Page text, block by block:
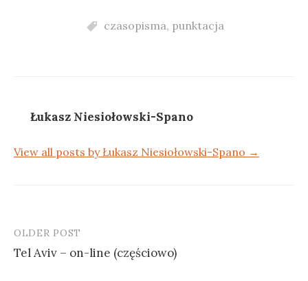
czasopisma, punktacja
Łukasz Niesiołowski-Spano
View all posts by Łukasz Niesiołowski-Spano →
Post
navigation
OLDER POST
Tel Aviv – on-line (częściowo)